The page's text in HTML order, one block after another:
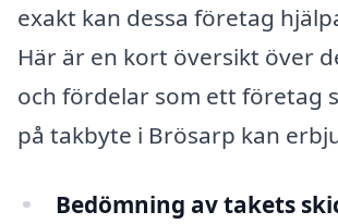
exakt kan dessa företag
Här är en kort översikt över
och fördelar som ett företag
på takbyte i Brösarp kan
Bedömning av takets